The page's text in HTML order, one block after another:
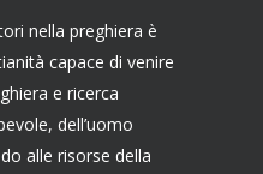
nella preghiera è
capace di venire
e ricerca
dell’uomo
alle risorse della